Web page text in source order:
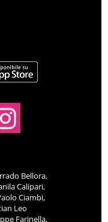
Bellora,
Calipari,
Ciambi,
Leo
Farinella,